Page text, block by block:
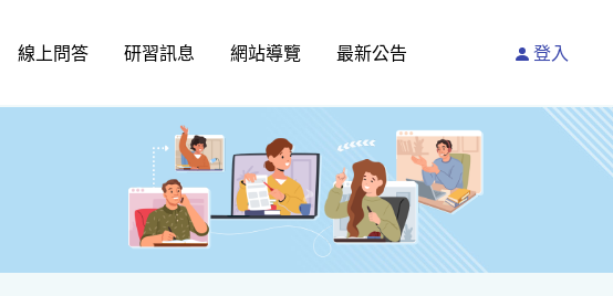
線上問答 研習訊息 網站導覽 最新公告 登入